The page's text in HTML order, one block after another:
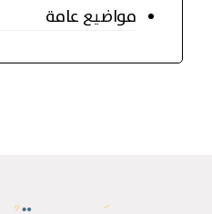
مواضيع عامة